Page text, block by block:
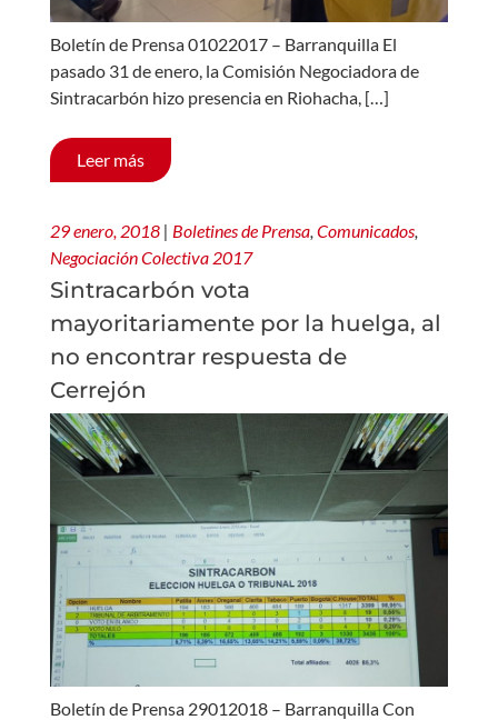
Boletín de Prensa 01022017 – Barranquilla El
pasado 31 de enero, la Comisión Negociadora de
Sintracarbón hizo presencia en Riohacha, […]
Leer más
29 enero, 2018 | Boletines de Prensa, Comunicados,
Negociación Colectiva 2017
Sintracarbón vota
mayoritariamente por la huelga, al
no encontrar respuesta de
Cerrejón
Boletín de Prensa 29012018 – Barranquilla Con